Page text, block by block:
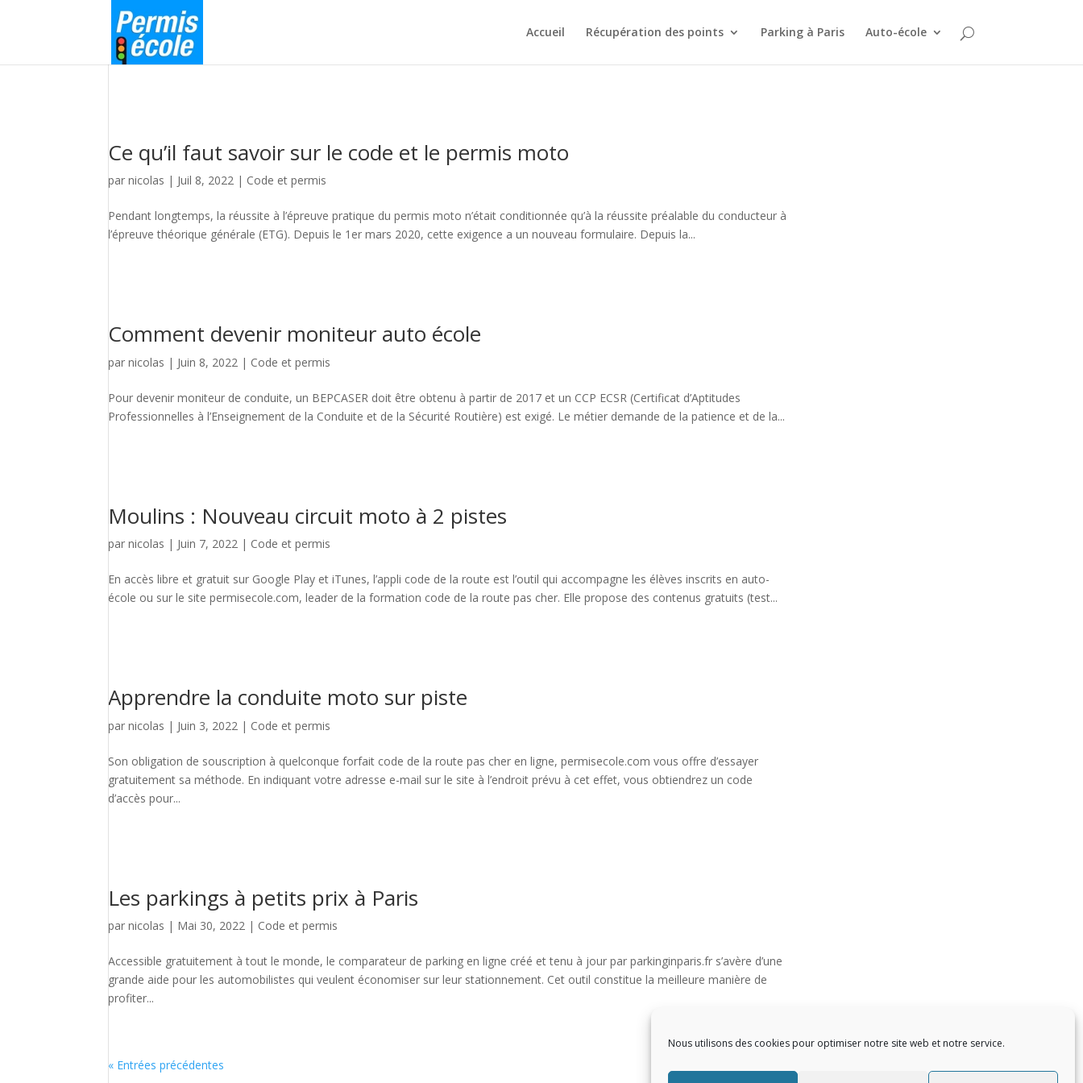
Nous utilisons des cookies pour optimiser notre site web et notre service.
Accueil Récupération des points Parking à Paris Auto-école
Ce qu’il faut savoir sur le code et le permis moto
parnicolas | Juil 8, 2022 | Code et permis
Pendant longtemps, la réussite à l’épreuve pratique du permis moto n’était conditionnée qu’à la réussite préalable du conducteur à
l’épreuve théorique générale (ETG). Depuis le 1er mars 2020, cette exigence a un nouveau formulaire. Depuis la...
Comment devenir moniteur auto école
parnicolas | Juin 8, 2022 | Code et permis
Pour devenir moniteur de conduite, un BEPCASER doit être obtenu à partir de 2017 et un CCP ECSR (Certificat d’Aptitudes
Professionnelles à l’Enseignement de la Conduite et de la Sécurité Routière) est exigé. Le métier demande de la patience et de la...
Moulins : Nouveau circuit moto à 2 pistes
parnicolas | Juin 7, 2022 | Code et permis
En accès libre et gratuit sur Google Play et iTunes, l’appli code de la route est l’outil qui accompagne les élèves inscrits en auto-
école ou sur le site permisecole.com, leader de la formation code de la route pas cher. Elle propose des contenus gratuits (test...
Apprendre la conduite moto sur piste
parnicolas | Juin 3, 2022 | Code et permis
Son obligation de souscription à quelconque forfait code de la route pas cher en ligne, permisecole.com vous offre d’essayer
gratuitement sa méthode. En indiquant votre adresse e-mail sur le site à l’endroit prévu à cet effet, vous obtiendrez un code
d’accès pour...
Les parkings à petits prix à Paris
parnicolas | Mai 30, 2022 | Code et permis
Accessible gratuitement à tout le monde, le comparateur de parking en ligne créé et tenu à jour par parkinginparis.fr s’avère d’une
grande aide pour les automobilistes qui veulent économiser sur leur stationnement. Cet outil constitue la meilleure manière de
profiter...
« Entrées précédentes